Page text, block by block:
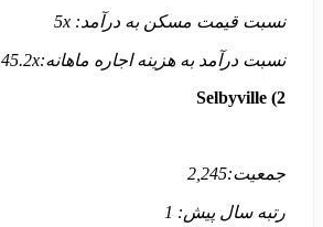
نسبت قیمت مسکن به درآمد: 5x
نسبت درآمد به هزینه اجاره ماهانه:45.2x
2)
Selbyville
جمعیت:2,245
رتبه سال پیش: 1